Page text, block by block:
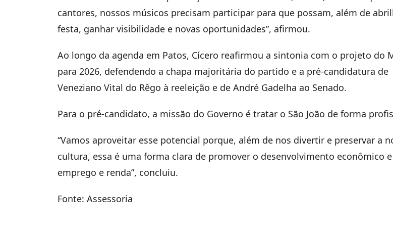
cantores, nossos músicos precisam participar para que possam, além de
festa, ganhar visibilidade e novas oportunidades”, afirmou.
Ao longo da agenda em Patos, Cícero reafirmou a sintonia com o projeto do
para 2026, defendendo a chapa majoritária do partido e a pré-candidatura de
Veneziano Vital do Rêgo à reeleição e de André Gadelha ao Senado.
Para o pré-candidato, a missão do Governo é tratar o São João de forma
“Vamos aproveitar esse potencial porque, além de nos divertir e preservar a
cultura, essa é uma forma clara de promover o desenvolvimento econômico
emprego e renda”, concluiu.
Fonte: Assessoria